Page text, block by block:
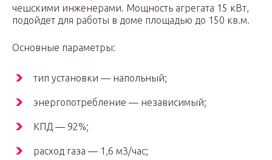
чешскими инженерами. Мощность агрегата 15 кВт,
подойдет для работы в доме площадью до 150 кв.м.
Основные параметры:
тип установки — напольный;
энергопотребление — независимый;
КПД — 92%;
расход газа — 1,6 м3/час;